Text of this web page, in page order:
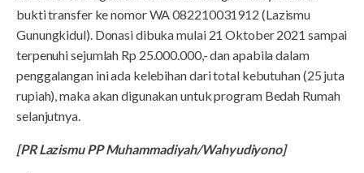
bukti transfer ke nomor WA 082210031912 (Lazismu
Gunungkidul). Donasi dibuka mulai 21 Oktober 2021 sampai
terpenuhi sejumlah Rp 25.000.000,- dan apabila dalam
penggalangan ini ada kelebihan dari total kebutuhan (25 juta
rupiah), maka akan digunakan untuk program Bedah Rumah
selanjutnya.
[PR Lazismu PP Muhammadiyah/Wahyudiyono]